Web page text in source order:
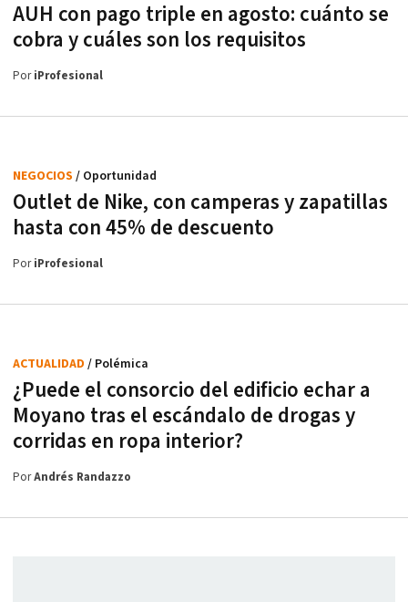
AUH con pago triple en agosto: cuánto se
cobra y cuáles son los requisitos
PoriProfesional
Outlet de Nike, con camperas y zapatillas
hasta con 45% de descuento
NEGOCIOS / Oportunidad
PoriProfesional
¿Puede el consorcio del edificio echar a
Moyano tras el escándalo de drogas y
corridas en ropa interior?
ACTUALIDAD / Polémica
PorAndrés Randazzo